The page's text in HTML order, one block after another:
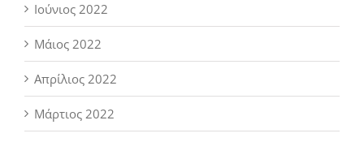
Ιούνιος 2022
Μάιος 2022
Απρίλιος 2022
Μάρτιος 2022